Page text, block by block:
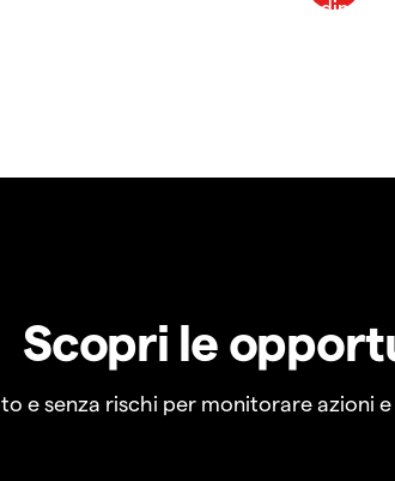
Scopri le
e senza rischi per monitorare azioni